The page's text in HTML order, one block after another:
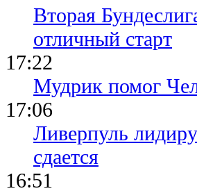
Вторая
отличный старт
17:22
Мудрик помог
17:06
Ливерпуль
сдается
16:51